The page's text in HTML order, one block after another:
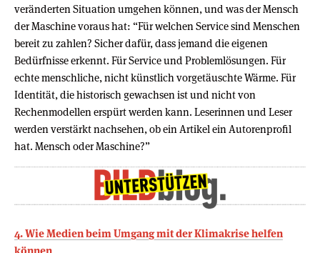
veränderten Situation umgehen können, und was der Mensch
der Maschine voraus hat: “Für welchen Service sind Menschen
bereit zu zahlen? Sicher dafür, dass jemand die eigenen
Bedürfnisse erkennt. Für Service und Problemlösungen. Für
echte menschliche, nicht künstlich vorgetäuschte Wärme. Für
Identität, die historisch gewachsen ist und nicht von
Rechenmodellen erspürt werden kann. Leserinnen und Leser
werden verstärkt nachsehen, ob ein Artikel ein Autorenprofil
hat. Mensch oder Maschine?”
4. Wie Medien beim Umgang mit der Klimakrise helfen
können